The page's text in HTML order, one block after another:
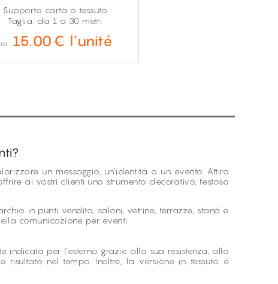
Supporto carta o tessuto
Taglia: da 1 a 30 metri
15.00€ l'unité
un messaggio, un’identità o un evento. Attira
ai vostri clienti uno strumento decorativo, festoso
in punti vendita, saloni, vetrine, terrazze, stand e
comunicazione per eventi.
indicata per l’esterno grazie alla sua resistenza, alla
risultato nel tempo. Inoltre, la versione in tessuto è